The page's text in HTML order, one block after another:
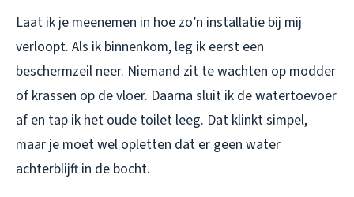
Laat ik je meenemen in hoe zo’n installatie bij mij
verloopt. Als ik binnenkom, leg ik eerst een
beschermzeil neer. Niemand zit te wachten op modder
of krassen op de vloer. Daarna sluit ik de watertoevoer
af en tap ik het oude toilet leeg. Dat klinkt simpel,
maar je moet wel opletten dat er geen water
achterblijft in de bocht.